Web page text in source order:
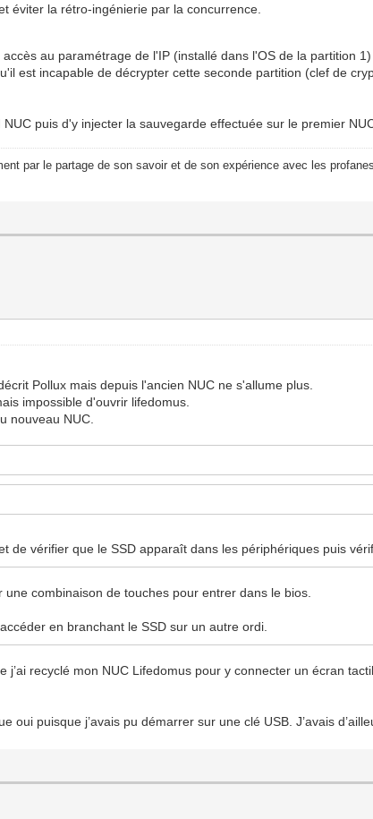
éviter la rétro-ingénierie par la concurrence.
au paramétrage de l'IP (installé dans l'OS de la partition
est incapable de décrypter cette seconde partition (clef de
puis d'y injecter la sauvegarde effectuée sur le premier
par le partage de son savoir et de son expérience avec les
Pollux mais depuis l'ancien NUC ne s'allume plus.
impossible d'ouvrir lifedomus.
nouveau NUC.
vérifier que le SSD apparaît dans les périphériques puis
combinaison de touches pour entrer dans le bios.
en branchant le SSD sur un autre ordi.
recyclé mon NUC Lifedomus pour y connecter un écran
oui puisque j’avais pu démarrer sur une clé USB. J’avais